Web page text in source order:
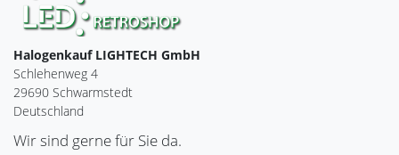
Halogenkauf LIGHTECH GmbH
Schlehenweg 4
29690 Schwarmstedt
Deutschland
Wir sind gerne für Sie da.